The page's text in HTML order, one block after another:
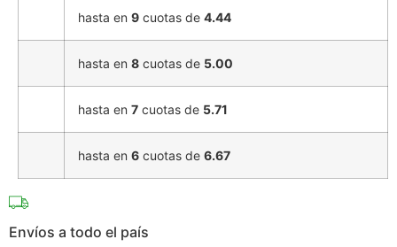
hasta en 9 cuotas de 4.44
hasta en 8 cuotas de 5.00
hasta en 7 cuotas de 5.71
hasta en 6 cuotas de 6.67
Envíos a todo el país